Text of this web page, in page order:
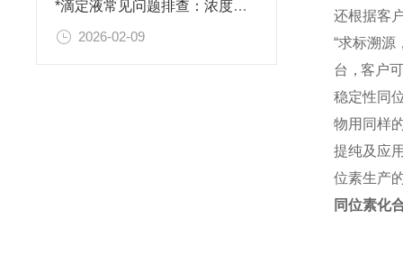
*滴定液常见问题排查：浓度不准、终点判断失误的原因与对策
2026-02-09
还 根 据 客
“ 求 标 溯 源
台 ，客 户
稳定性同
物用同样
提纯及应
位素生产
同位素化